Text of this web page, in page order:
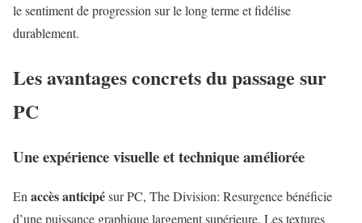
le sentiment de progression sur le long terme et fidélise
durablement.
Les avantages concrets du passage sur
PC
Une expérience visuelle et technique améliorée
En accès anticipésur PC, The Division: Resurgence bénéficie
d’une puissance graphique largement supérieure. Les textures